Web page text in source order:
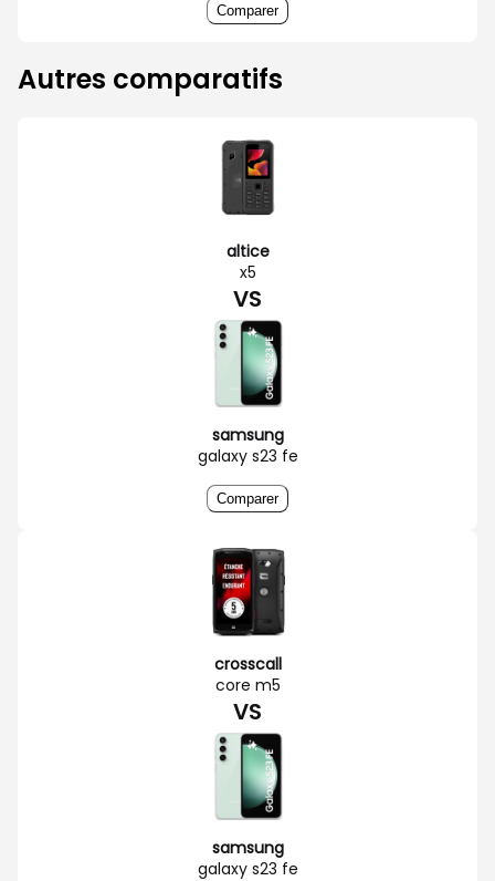
Comparer
Autres comparatifs
altice
x5
VS
samsung
galaxy s23 fe
Comparer
crosscall
core m5
VS
samsung
galaxy s23 fe